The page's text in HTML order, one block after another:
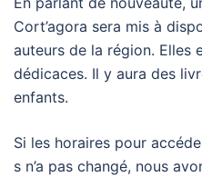
Cort’agora sera mis à
auteurs de la région. Elles
dédicaces. Il y aura des
enfants.
Si les horaires pour
s n’a pas changé, nous